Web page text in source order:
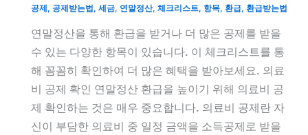
공제, 공제받는법, 세금, 연말정산, 체크리스트, 항목, 환급, 환급받는법
연말정산을 통해 환급을 받거나 더 많은 공제를 받을
수 있는 다양한 항목이 있습니다. 이 체크리스트를 통
해 꼼꼼히 확인하여 더 많은 혜택을 받아보세요. 의료
비 공제 확인 연말정산 환급을 높이기 위해 의료비 공
제 확인하는 것은 매우 중요합니다. 의료비 공제란 자
신이 부담한 의료비 중 일정 금액을 소득공제로 받을